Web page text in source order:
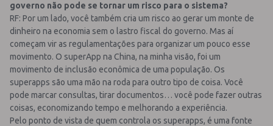
governo não pode se tornar um risco para o sistema?
RF: Por um lado, você também cria um risco ao gerar um monte de
dinheiro na economia sem o lastro fiscal do governo. Mas aí
começam vir as regulamentações para organizar um pouco esse
movimento. O superApp na China, na minha visão, foi um
movimento de inclusão econômica de uma população. Os
superapps são uma mão na roda para outro tipo de coisa. Você
pode marcar consultas, tirar documentos… você pode fazer outras
coisas, economizando tempo e melhorando a experiência.
Pelo ponto de vista de quem controla os superapps, é uma fonte